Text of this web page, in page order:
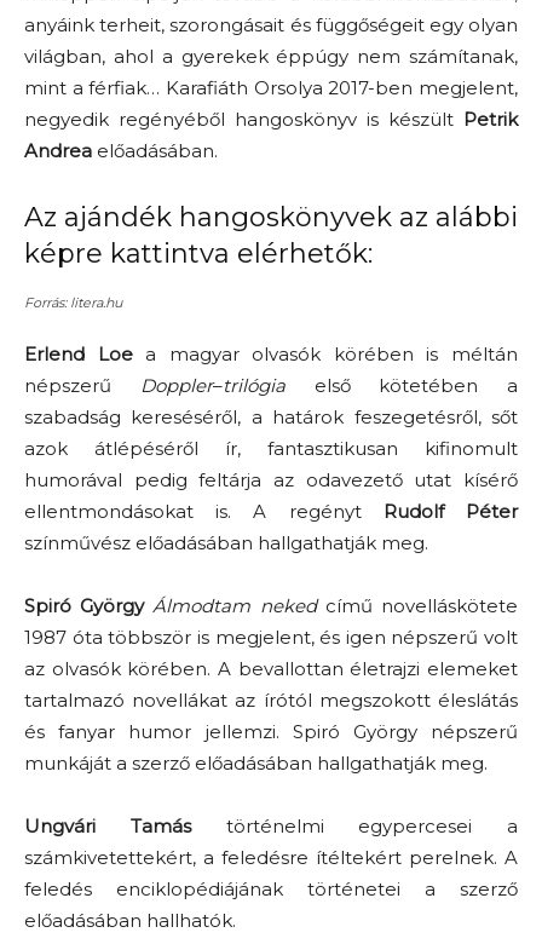
anyáink terheit, szorongásait és függőségeit egy olyan
világban, ahol a gyerekek éppúgy nem számítanak,
mint a férfiak… Karafiáth Orsolya 2017-ben megjelent,
negyedik regényéből hangoskönyv is készült Petrik
Andrea előadásában.
Az ajándék hangoskönyvek az alábbi
képre kattintva elérhetők:
Forrás: litera.hu
Erlend Loea magyar olvasók körében is méltán
népszerű Doppler–trilógiaelső kötetében a
szabadság kereséséről, a határok feszegetésről, sőt
azok átlépéséről ír, fantasztikusan kifinomult
humorával pedig feltárja az odavezető utat kísérő
ellentmondásokat is. A regényt Rudolf Péter
színművész előadásában hallgathatják meg.
Spiró György Álmodtam nekedcímű novelláskötete
1987 óta többször is megjelent, és igen népszerű volt
az olvasók körében. A bevallottan életrajzi elemeket
tartalmazó novellákat az írótól megszokott éleslátás
és fanyar humor jellemzi. Spiró György népszerű
munkáját a szerző előadásában hallgathatják meg.
Ungvári Tamástörténelmi egypercesei a
számkivetettekért, a feledésre ítéltekért perelnek. A
feledés enciklopédiájának történetei a szerző
előadásában hallhatók.